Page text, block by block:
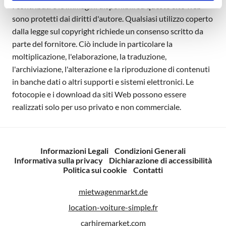
sono protetti dai diritti d'autore. Qualsiasi utilizzo coperto
dalla legge sul copyright richiede un consenso scritto da
parte del fornitore. Ciò include in particolare la
moltiplicazione, l'elaborazione, la traduzione,
l'archiviazione, l'alterazione e la riproduzione di contenuti
in banche dati o altri supporti e sistemi elettronici. Le
fotocopie e i download da siti Web possono essere
realizzati solo per uso privato e non commerciale.
Informazioni Legali
Condizioni Generali
Informativa sulla privacy
Dichiarazione di accessibilità
Politica sui cookie
Contatti
mietwagenmarkt.de
location-voiture-simple.fr
carhiremarket.com